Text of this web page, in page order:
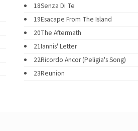
18Senza Di Te
19Esacape From The Island
20The Aftermath
21Iannis' Letter
22Ricordo Ancor (Peligia's Song)
23Reunion